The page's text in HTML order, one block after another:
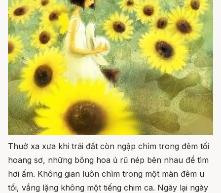
Thuở xa xưa khi trái đất còn ngập chìm trong đêm tối
hoang sơ, những bông hoa ủ rũ nép bên nhau để tìm
hơi ấm. Không gian luôn chìm trong một màn đêm u
tối, vắng lặng không một tiếng chim ca. Ngày lại ngày